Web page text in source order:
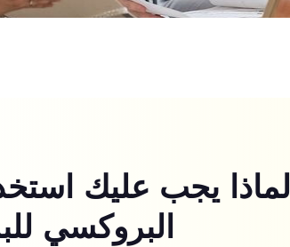
لماذا يجب عليك
البروكسي